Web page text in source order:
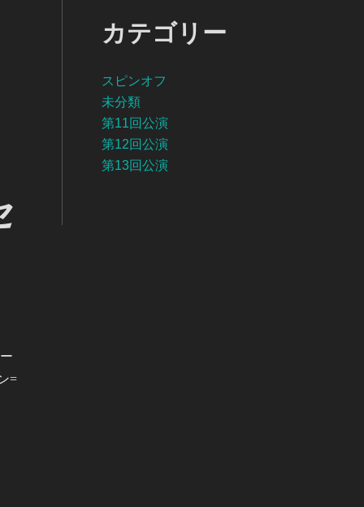
=
カテゴリー
スピンオフ
未分類
第11回公演
第12回公演
第13回公演